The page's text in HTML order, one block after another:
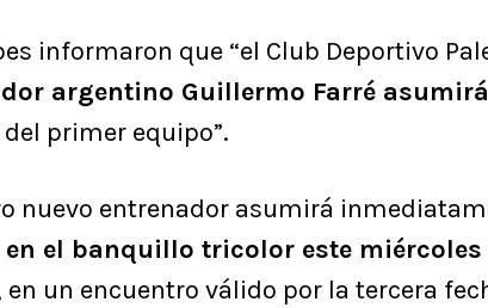
informaron que “el Club Deportivo
argentino Guillermo Farré
del primer equipo”.
nuevo entrenador asumirá
en el banquillo tricolor este
en un encuentro válido por la tercera